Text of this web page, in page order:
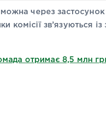
через
комісії зв’язуються
отримає 8,5 млн